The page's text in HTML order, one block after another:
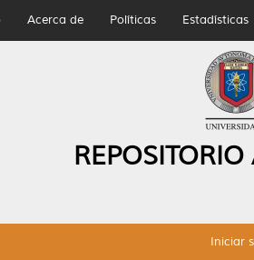
Acerca de Políticas Estadísticas
Iniciar